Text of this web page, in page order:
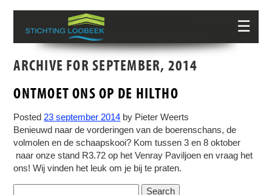
☰
ARCHIVE FOR SEPTEMBER, 2014
ONTMOET ONS OP DE HILTHO
Posted23 september 2014 by Pieter Weerts
Benieuwd naar de vorderingen van de boerenschans, de
volmolen en de schaapskooi? Kom tussen 3 en 8 oktober
naar onze stand R3.72 op het Venray Paviljoen en vraag het
ons! Wij vinden het leuk om je bij te praten.